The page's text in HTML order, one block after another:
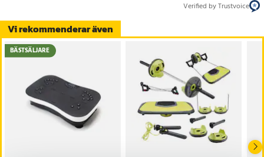
Artikelnummer 91639
Vi rekommenderar även
BÄSTSÄLJARE
Verified by Trustvoice